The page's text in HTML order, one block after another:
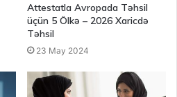
Attestatla Avropada Təhsil
üçün 5 Ölkə – 2026 Xaricdə
Təhsil
23 May 2024